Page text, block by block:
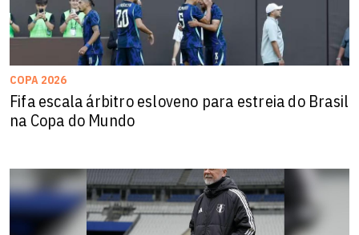
COPA 2026
Fifa escala árbitro esloveno para estreia do Brasil
na Copa do Mundo